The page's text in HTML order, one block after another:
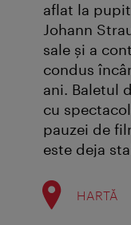
aflat la
Johann
sale și a
condus
ani. Baletul
cu
pauzei de
este deja
HARTĂ